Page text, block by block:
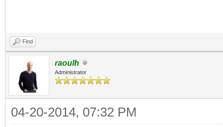
Find
raoulh
Administrator
04-20-2014, 07:32 PM